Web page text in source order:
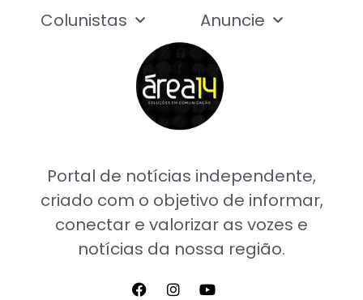
Portal de notícias independente,
criado com o objetivo de informar,
conectar e valorizar as vozes e
notícias da nossa região.
Colunistas
Anuncie